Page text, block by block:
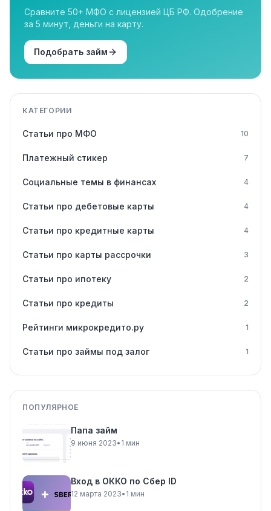
Сравните 50+ МФО с лицензией ЦБ РФ. Одобрение
за 5 минут, деньги на карту.
Подобрать займ
КАТЕГОРИИ
Статьи про МФО 10
Платежный стикер 7
Социальные темы в финансах 4
Статьи про дебетовые карты 4
Статьи про кредитные карты 4
Статьи про карты рассрочки 3
Статьи про ипотеку 2
Статьи про кредиты 2
Рейтинги микрокредито.ру 1
Статьи про займы под залог 1
ПОПУЛЯРНОЕ
Папа займ
9 июня 2023• 1 мин
Вход в ОККО по Сбер ID
12 марта 2023• 1 мин